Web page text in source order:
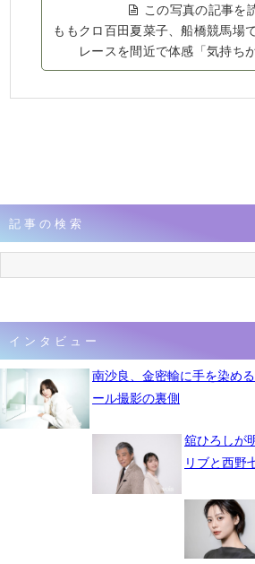
この写真の記事を
ももクロ百田夏菜子、船橋競馬場
レースを間近で体感「気持ち
記事の検索
インタビュー
南沙良、金密輸に手を染め
ール撮影の裏側
舘ひろしが
リブと西野